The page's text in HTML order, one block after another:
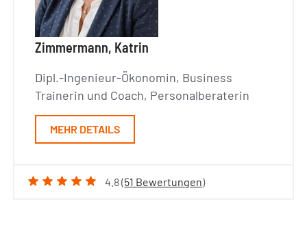
Zimmermann, Katrin
Dipl.-Ingenieur-Ökonomin, Business
Trainerin und Coach, Personalberaterin
MEHR DETAILS
4.8 (51 Bewertungen)